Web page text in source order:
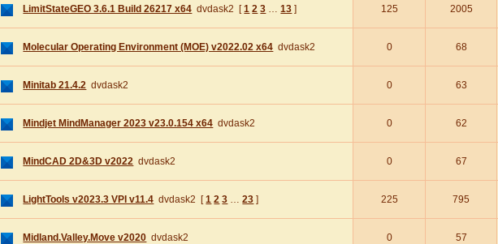
LimitStateGEO 3.6.1 Build 26217 x64 dvdask2 [ 1 2 3 … 13 ] 125 2005
Molecular Operating Environment (MOE) v2022.02 x64 dvdask2 0 68
Minitab 21.4.2 dvdask2 0 63
Mindjet MindManager 2023 v23.0.154 x64 dvdask2 0 62
MindCAD 2D&3D v2022 dvdask2 0 67
LightTools v2023.3 VPI v11.4 dvdask2 [ 1 2 3 … 23 ] 225 795
Midland.Valley.Move v2020 dvdask2 0 57